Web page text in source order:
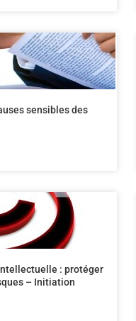
sensibles des
: protéger
– Initiation